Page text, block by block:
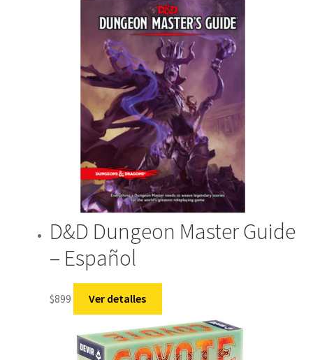
D&D Dungeon Master Guide
– Español
$899 Ver detalles